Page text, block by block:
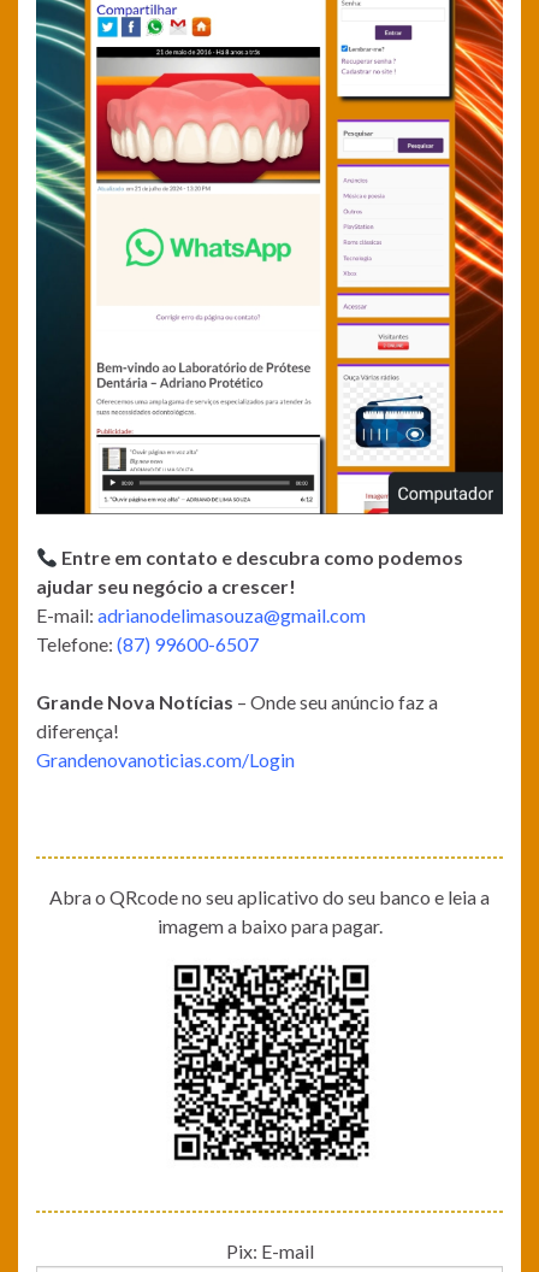
Entre em contato e descubra como podemos
ajudar seu negócio a crescer!
E-mail: adrianodelimasouza@gmail.com
Telefone: (87) 99600-6507
Grande Nova Notícias – Onde seu anúncio faz a
diferença!
Grandenovanoticias.com/Login
Abra o QRcode no seu aplicativo do seu banco e leia a
imagem a baixo para pagar.
Pix: E-mail